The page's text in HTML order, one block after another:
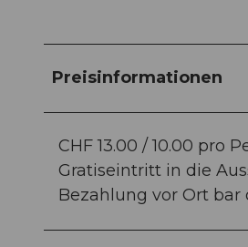
Preisinformationen
CHF 13.00 / 10.00 pro
Gratiseintritt in die
Bezahlung vor Ort bar